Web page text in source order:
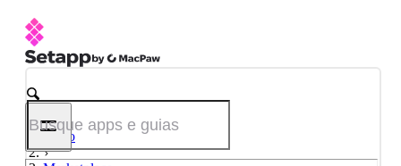
Início